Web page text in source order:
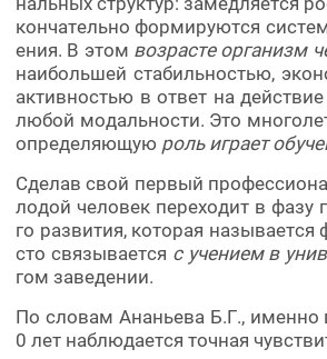
кончательно формируются
ения. В этом возрасте организм
наибольшей стабильностью,
активностью в ответ на
любой модальности. Это
определяющую роль играет
Сделав свой первый
лодой человек переходит в фазу
го развития, которая называется
сто связывается с учением в
гом заведении.
По словам Ананьева Б.Г., именно
0 лет наблюдается точная